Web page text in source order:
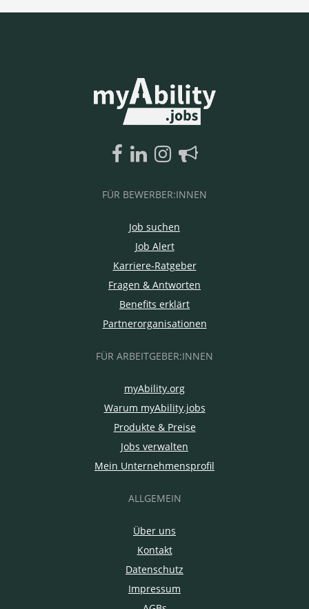
FÜR BEWERBER:INNEN
Job suchen
Job Alert
Karriere-Ratgeber
Fragen & Antworten
Benefits erklärt
Partnerorganisationen
FÜR ARBEITGEBER:INNEN
myAbility.org
Warum myAbility.jobs
Produkte & Preise
Jobs verwalten
Mein Unternehmensprofil
ALLGEMEIN
Über uns
Kontakt
Datenschutz
Impressum